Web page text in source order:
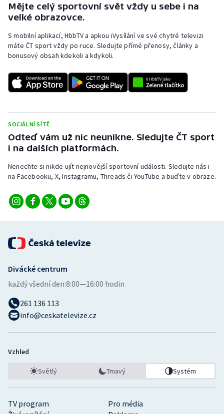
Parasport
Plážový volejbal
Ragby
Rychlostní kanoistika
Short track
Sportovní střelba
Stolní tenis
Triatlon
Veslování
Vodní slalom
Ostatní
Mějte celý sportovní svět vždy u sebe i na
velké obrazovce.
S mobilní aplikací, HbbTV a apkou iVysílání ve své chytré televizi
máte ČT sport vždy po ruce. Sledujte přímé přenosy, články a
bonusový obsah kdekoli a kdykoli.
SOCIÁLNÍ SÍTĚ
Odteď vám už nic neunikne. Sledujte ČT sport
i na dalších platformách.
Nenechte si nikde ujít nejnovější sportovní události. Sledujte nás i
na Facebooku, X, Instagramu, Threads či YouTube a buďte v obraze.
TV program
Pro média
Divácké centrum
každý všední den:8:00—16:00 hodin
261 136 113
info@ceskatelevize.cz
Vzhled
Světlý Tmavý Systém